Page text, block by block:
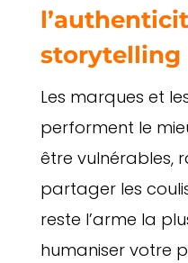
storytelling
Les marques et
performent le
être vulnérables,
partager les
reste l’arme la
humaniser votre